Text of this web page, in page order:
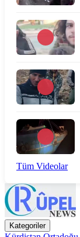
Tüm Videolar
Kategoriler